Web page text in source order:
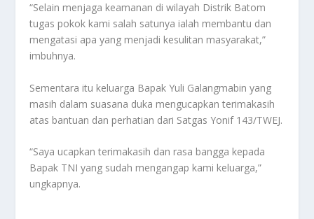
“Selain menjaga keamanan di wilayah Distrik Batom
tugas pokok kami salah satunya ialah membantu dan
mengatasi apa yang menjadi kesulitan masyarakat,”
imbuhnya.
Sementara itu keluarga Bapak Yuli Galangmabin yang
masih dalam suasana duka mengucapkan terimakasih
atas bantuan dan perhatian dari Satgas Yonif 143/TWEJ.
“Saya ucapkan terimakasih dan rasa bangga kepada
Bapak TNI yang sudah mengangap kami keluarga,”
ungkapnya.